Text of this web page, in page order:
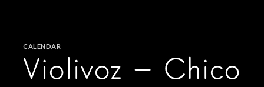
CALENDAR
Violivoz – Chico